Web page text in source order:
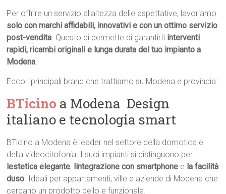
Per offrire un servizio allaltezza delle aspettative, lavoriamo
solo con marchi affidabili, innovativi e con un ottimo servizio
post-vendita. Questo ci permette di garantirti interventi
rapidi, ricambi originali e lunga durata del tuo impianto a
Modena.
Ecco i principali brand che trattiamo su Modena e provincia:
BTicino a Modena  Design
italiano e tecnologia smart
BTicino a Modena è leader nel settore della domotica e
della videocitofonia. I suoi impianti si distinguono per
lestetica elegante, lintegrazione con smartphone e la facilità
duso. Ideali per appartamenti, ville e aziende di Modena che
cercano un prodotto bello e funzionale.